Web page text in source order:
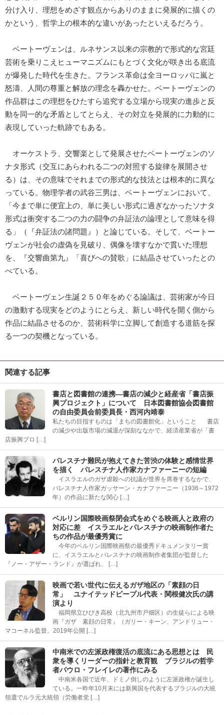
分け入り、理想をめざす観点からありのままに発展的に描くの
かという、哲学上の根本的な違いがあったといえるだろう。
ベートーヴェンは、ルネサンス以来の宗教的で形式的な宮廷
芸術を乗りこえヒューマニズムにもとづく文化が咲き出る底流
が爆発した時代を生きた。フランス革命は全ヨーロッパに嵐と
怒濤、人間の尊重と解放の理念を轟かせた。ベートーヴェンの
作品群はこの理想をひたすら追究する立場から現実の進歩と反
動を同一的な矛盾としてとらえ、その対立を発展的に力動的に
表現していった軌跡でもある。
オーケストラ、交響楽として発展させたベートーヴェンのソ
ナタ形式（交互にあらわれる二つの対照する旋律を展開させ
る）は、その意味でそれまでの形式的な技法とは根本的に異な
っている。物理学者の武谷三男は、ベートーヴェンにおいて、
「今まで単に便宜上の、単に美しい形式に過ぎなかったソナタ
形式は衝突する二つの力の闘争の弁証法の論理として意味を得
る」（『弁証法の諸問題』）と論じている。そして、ベートー
ヴェンが社会の虚偽を見破り、偶像を壊すなかで貫いた理想
を、『交響曲第九』「喜びへの賛歌」に結晶させていったとの
べている。
ベートーヴェン生誕２５０年をめぐる論議は、芸術家が今日
の激動する現実をどのようにとらえ、新しい時代を開く側から
作品に結晶させるのか、芸術科学に立脚して創造する道筋を探
る一つの契機となっている。
関連する記事
書店と図書館の連携―書店の減少と経産省「書店振
興プロジェクト」について 日本図書館協会図書館
の自由委員会前委員長・西河内靖泰
私たちの目指すものは「まちの図書館化」ということ 書店
の減少や出版市場の減退が深刻ななかで、経済産業省が「書
店振興プロ […]
パレスチナ難民が抱えてきた苦渋の体験と感情世界
を描く パレスチナ人作家カナファーニーの短編
イスラエルのガザ虐殺への抗議が世界を席巻するなかで、
パレスチナ人作家ガッサーン・カナファーニー（1936～1972
年）の作品に新たな関心 […]
ベルリン国際映画祭閉会式をめぐる映画人と政府の
対応に差 イスラエルとパレスチナの映画制作者た
ちの作品が最優秀賞に
今年のベルリン国際映画祭の最優秀ドキュメンタリー賞
に、イスラエルとパレスチナの映画制作者集団が監督した
『ノー・アザー・ランド』が選ばれ、 […]
映画で若い世代に伝えるガザ地区の「素顔の日
常」 ユナイテッドピープル代表・関根健次氏の講
演より
福岡県立ひびき高校（北九州市戸畑区）の生徒らによる映
画『ガザ 素顔の日常』（ガリー・キーン、アンドリュー・
マコーネル監督。2019年公開 […]
中南米での左派政権復活の底流にある思想とは 民
衆を導くリーダーの指針と教育観 ブラジルの哲学
者パウロ・フレイレの著作にみる
中南米各国で近年、ドミノ倒しのように左派政権が誕生し
ている。一昨年10月末には新興国を代表するブラジルの大統
領選でルラ元大統領（労働者党 […]